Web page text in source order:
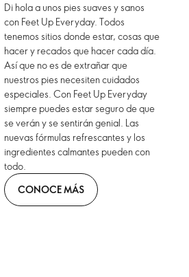
Di hola a unos pies suaves y sanos
con Feet Up Everyday. Todos
tenemos sitios donde estar, cosas que
hacer y recados que hacer cada día.
Así que no es de extrañar que
nuestros pies necesiten cuidados
especiales. Con Feet Up Everyday
siempre puedes estar seguro de que
se verán y se sentirán genial. Las
nuevas fórmulas refrescantes y los
ingredientes calmantes pueden con
todo.
CONOCE MÁS